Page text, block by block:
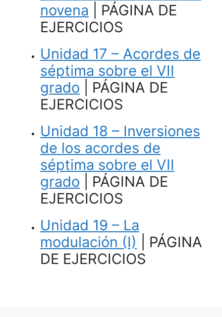
novena | PÁGINA DE
EJERCICIOS
Unidad 17 – Acordes de
séptima sobre el VII
grado | PÁGINA DE
EJERCICIOS
Unidad 18 – Inversiones
de los acordes de
séptima sobre el VII
grado | PÁGINA DE
EJERCICIOS
Unidad 19 – La
modulación (I) | PÁGINA
DE EJERCICIOS